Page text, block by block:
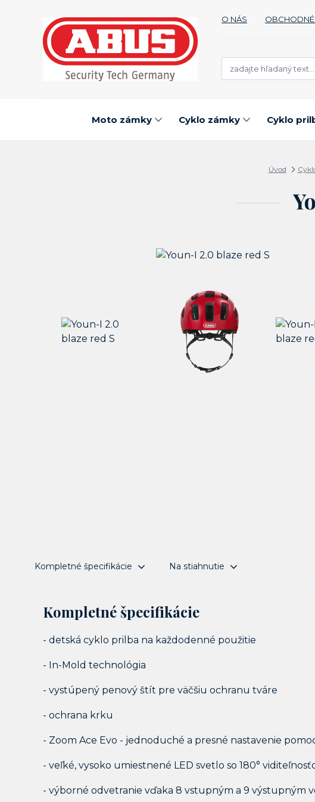
O NÁS
Moto zámky Cyklo zámky Cyklo
Úvod
Kompletné špecifikácie Na stiahnutie
Kompletné špecifikácie
- detská cyklo prilba na každodenné použitie
- In-Mold technológia
- vystúpený penový štít pre väčšiu ochranu tváre
- ochrana krku
- Zoom Ace Evo - jednoduché a presné nastavenie
- veľké, vysoko umiestnené LED svetlo so 180°
- výborné odvetranie vďaka 8 vstupným a 9 výstupným